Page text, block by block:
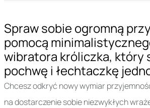
Spraw sobie ogromną
pomocą
wibratora króliczka, który
pochwę i łechtaczkę
Chcesz odkryć nowy wymiar
na dostarczenie sobie niezwykłych